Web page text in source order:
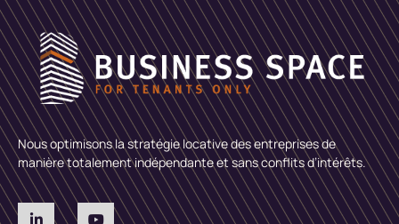
Nous optimisons la stratégie locative des entreprises de
manière totalement indépendante et sans conflits d’intérêts.